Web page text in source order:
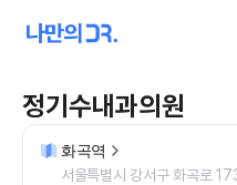
정기수내과의원
화곡역
서울특별시 강서구 화곡로